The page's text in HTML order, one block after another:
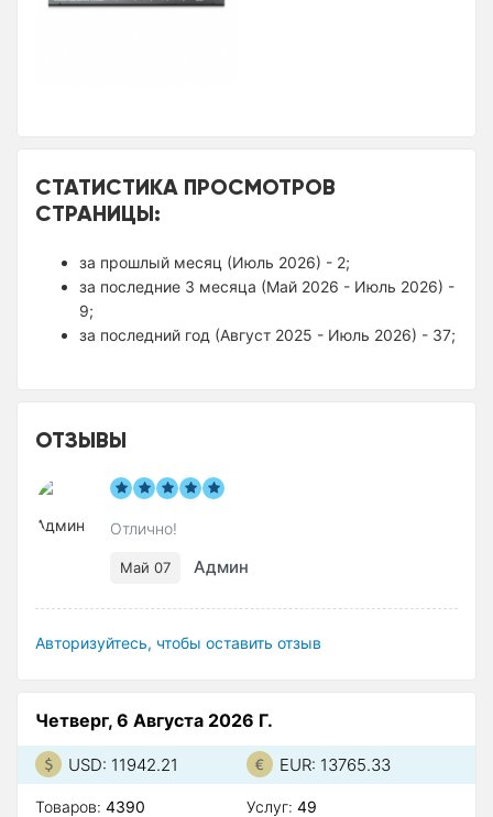
СТАТИСТИКА ПРОСМОТРОВ
СТРАНИЦЫ:
за прошлый месяц (Июль 2026) - 2;
за последние 3 месяца (Май 2026 - Июль 2026) -
9;
за последний год (Август 2025 - Июль 2026) - 37;
ОТЗЫВЫ
Отлично!
Май 07 Админ
Авторизуйтесь, чтобы оставить отзыв
Четверг, 6 Августа 2026 Г.
USD: 11942.21 EUR: 13765.33
Товаров: 4390
Услуг: 49